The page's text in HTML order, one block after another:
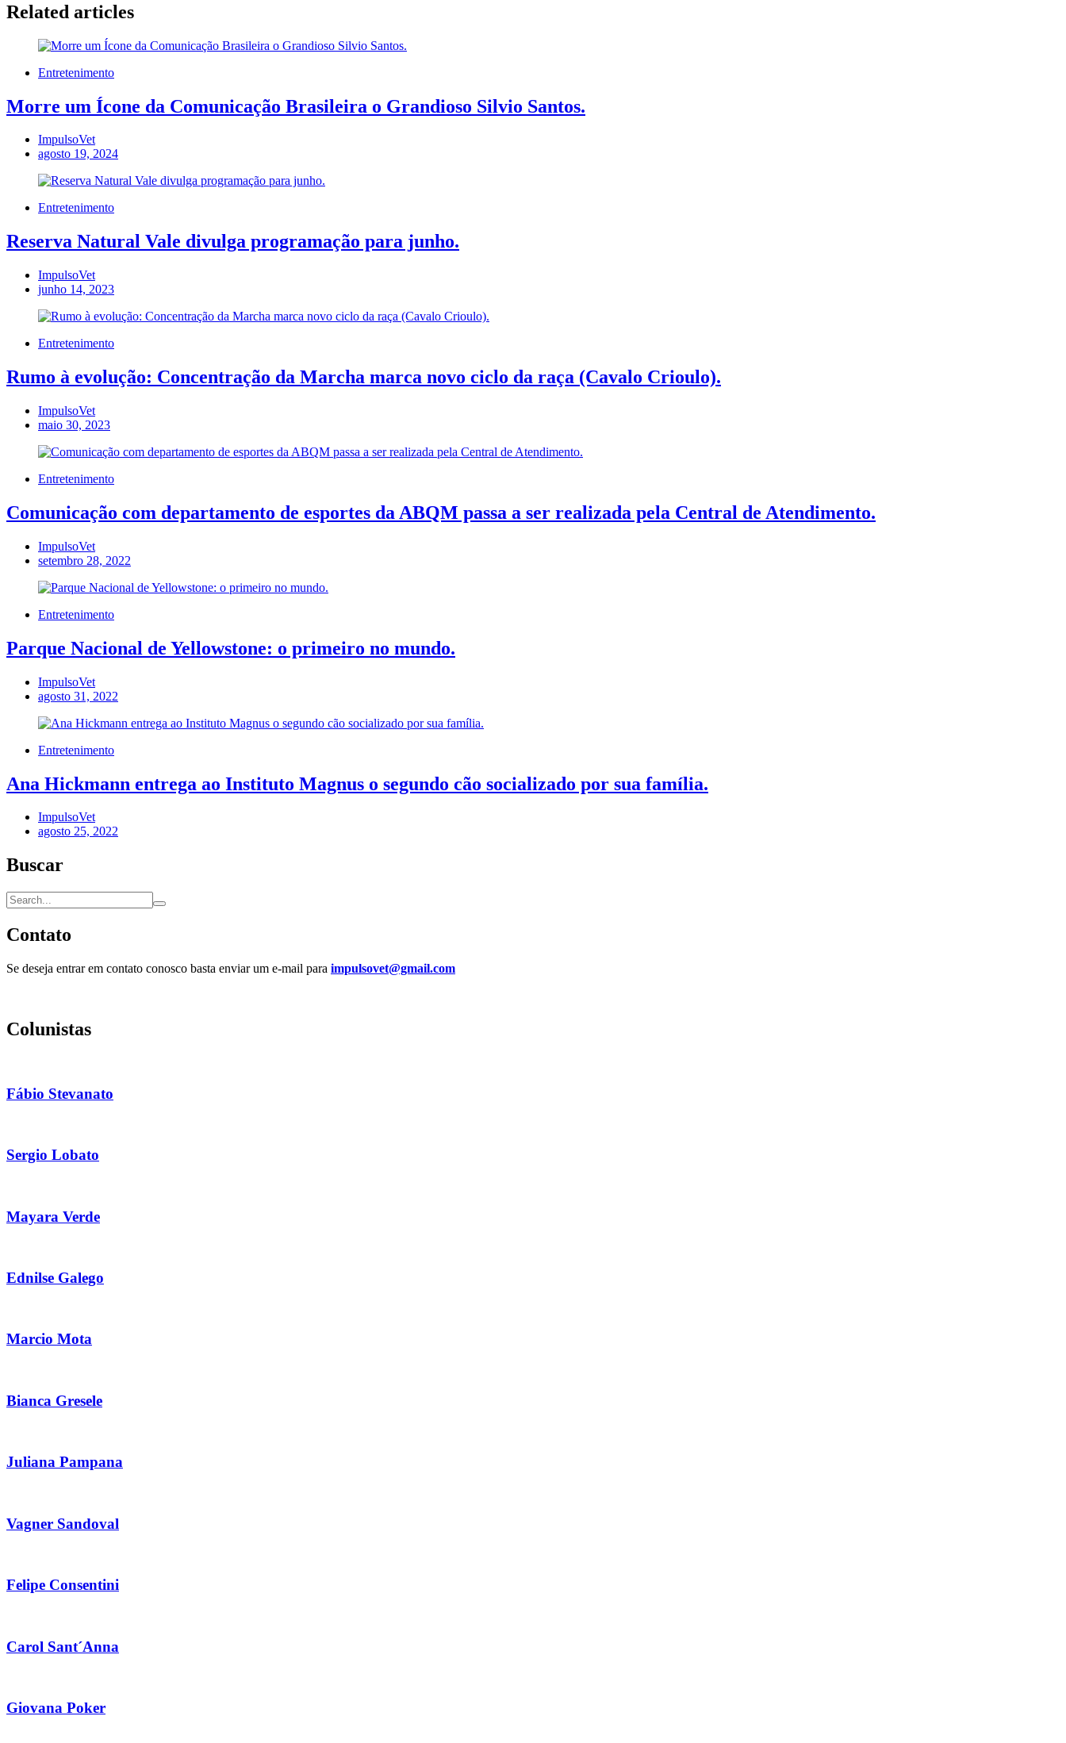
Related articles
Entretenimento
Morre um Ícone da Comunicação Brasileira o Grandioso Silvio Santos.
ImpulsoVet
agosto 19, 2024
Entretenimento
Reserva Natural Vale divulga programação para junho.
ImpulsoVet
junho 14, 2023
Entretenimento
Rumo à evolução: Concentração da Marcha marca novo ciclo da raça (Cavalo Crioulo).
ImpulsoVet
maio 30, 2023
Entretenimento
Comunicação com departamento de esportes da ABQM passa a ser realizada pela Central de Atendimento.
ImpulsoVet
setembro 28, 2022
Entretenimento
Parque Nacional de Yellowstone: o primeiro no mundo.
ImpulsoVet
agosto 31, 2022
Entretenimento
Ana Hickmann entrega ao Instituto Magnus o segundo cão socializado por sua família.
ImpulsoVet
agosto 25, 2022
Buscar
Contato
Se deseja entrar em contato conosco basta enviar um e-mail para impulsovet@gmail.com
Colunistas
Fábio Stevanato
Sergio Lobato
Mayara Verde
Ednilse Galego
Marcio Mota
Bianca Gresele
Juliana Pampana
Vagner Sandoval
Felipe Consentini
Carol Sant´Anna
Giovana Poker